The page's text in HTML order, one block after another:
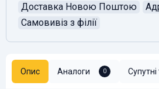
Доставка Новою Поштою
Самовивіз з філії
Опис Аналоги 0